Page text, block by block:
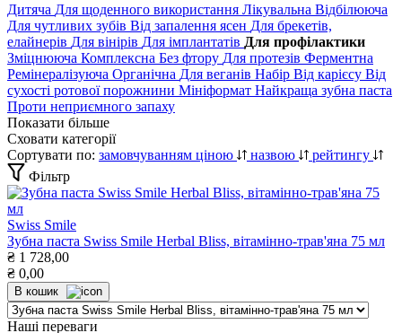
Дитяча Для щоденного використання Лікувальна Відбілююча
Для чутливих зубів Від запалення ясен Для брекетів,
елайнерів Для вінірів Для імплантатів Для профілактики
Зміцнююча Комплексна Без фтору Для протезів Ферментна
Ремінералізуюча Органічна Для веганів Набір Від карієсу Від
сухості ротової порожнини Мініформат Найкраща зубна паста
Проти неприємного запаху
Показати більше
Сховати категорії
Сортувати по: замовчуванням ціною назвою
рейтингу
Фільтр
Swiss Smile
Зубна паста Swiss Smile Herbal Bliss, вітамінно-трав'яна 75 мл
₴ 1 728,00
₴ 0,00
В кошик
Наші переваги